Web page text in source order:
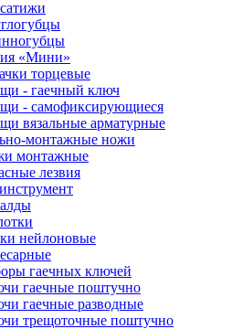
«Мини»
торцевые
- гаечный ключ
- самофиксирующиеся
вязальные арматурные
монтажные ножи
монтажные
лезвия
нейлоновые
гаечных ключей
гаечные поштучно
гаечные разводные
трещоточные поштучно